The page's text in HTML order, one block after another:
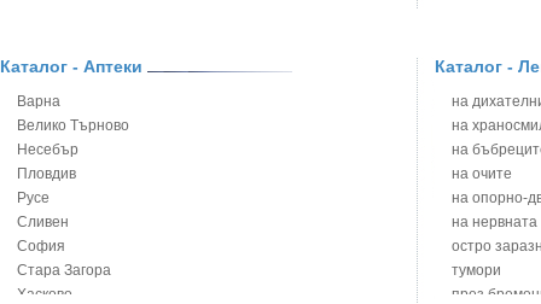
Бронхиална астма при бебето и детето
Варицела
Висока температура на бебето и детето
Възпаление на ушите на бебето и детето
Глисти
Грижа за пъпа на новороденото
Грип при бебето и детето
Гърч
Да отгледам и възпитам детето си
Блатен
Блян
Бобови
Божур -
Борови
Босилек -
Брей -
Брош -
Бръшлян -
Бряст -
Каталог - Аптеки
Варна
Велико Търново
Несебър
Пловдив
Русе
Сливен
София
Стара Загора
Хасково
Каталог -
на
на
на
на очите
на опорно-
на нервната
остро
тумори
през